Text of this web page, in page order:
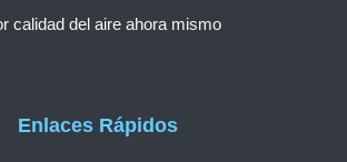
Enlaces Rápidos
calidad del aire ahora mismo